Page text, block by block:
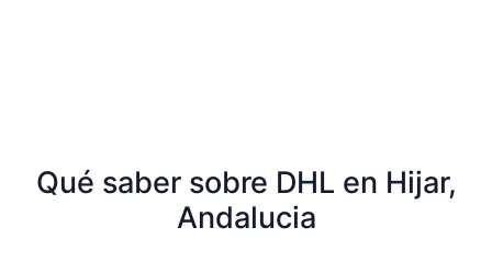
Qué saber sobre DHL en Hijar,
Andalucia